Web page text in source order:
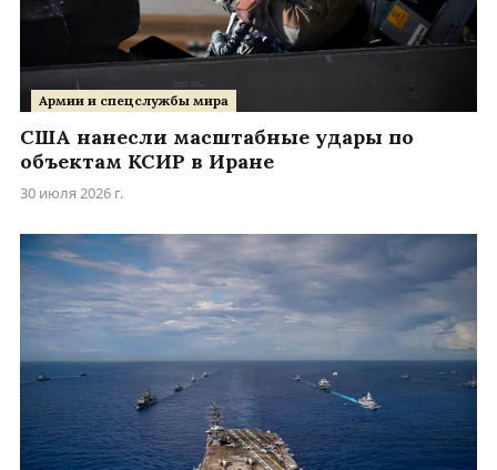
Армии и спецслужбы мира
США нанесли масштабные удары по
объектам КСИР в Иране
30 июля 2026 г.